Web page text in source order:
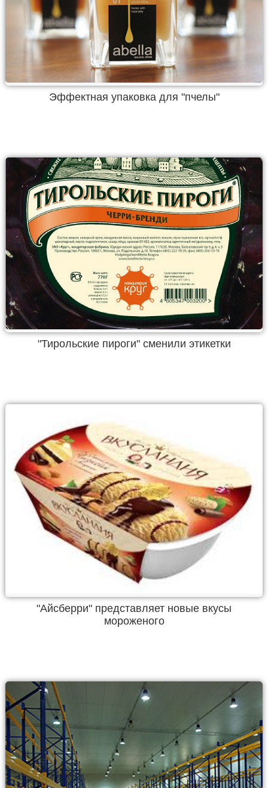
Эффектная упаковка для "пчелы"
"Тирольские пироги" сменили этикетки
"Айсберри" представляет новые вкусы
мороженого